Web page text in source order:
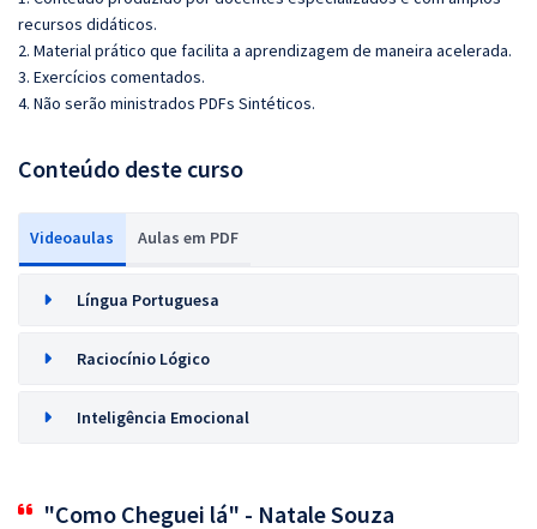
recursos didáticos.
2. Material prático que facilita a aprendizagem de maneira acelerada.
3. Exercícios comentados.
4. Não serão ministrados PDFs Sintéticos.
Conteúdo deste curso
Videoaulas Aulas em PDF
Língua Portuguesa
Raciocínio Lógico
Inteligência Emocional
"Como Cheguei lá" - Natale Souza